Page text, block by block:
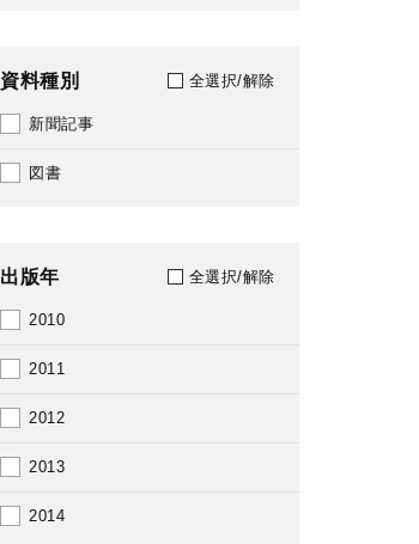
資料種別 全選択/解除
新聞記事
図書
出版年 全選択/解除
2010
2011
2012
2013
2014